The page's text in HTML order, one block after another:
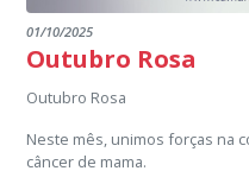
01/10/2025
Outubro Rosa
Outubro Rosa
Neste mês, unimos forças na
câncer de mama.